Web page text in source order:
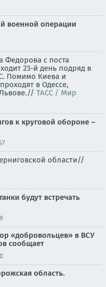
военной операции
Федорова с поста
23-й день подряд в
Помимо Киева и
в Одессе,
ТАСС / Мир
к круговой обороне –
области//
будут встречать
«добровольцев» в ВСУ
сообщает
область.